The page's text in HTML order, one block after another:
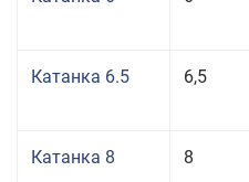
Катанка 6.5 6,5
Катанка 8 8